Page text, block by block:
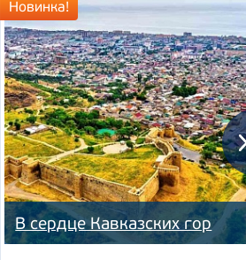
В сердце Кавказских гор
Новинка!